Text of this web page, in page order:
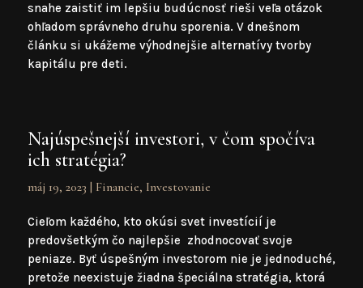
snahe zaistiť im lepšiu budúcnosť rieši veľa otázok
ohľadom správneho druhu sporenia. V dnešnom
článku si ukážeme výhodnejšie alternatívy tvorby
kapitálu pre deti.
Najúspešnejší investori, v čom spočíva
ich stratégia?
máj 19, 2023 | Financie, Investovanie
Cieľom každého, kto okúsi svet investícií je
predovšetkým čo najlepšie zhodnocovať svoje
peniaze. Byť úspešným investorom nie je jednoduché,
pretože neexistuje žiadna špeciálna stratégia, ktorá